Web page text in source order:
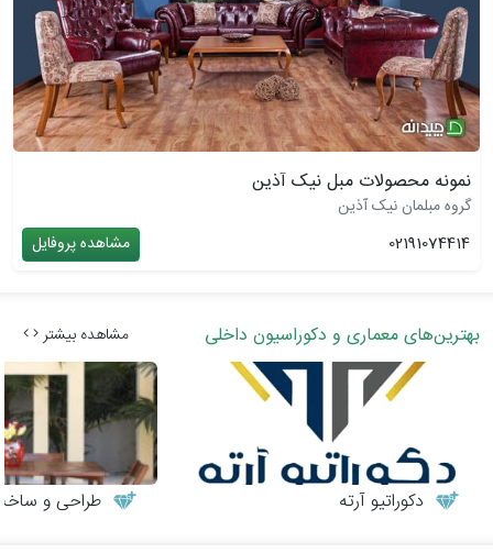
نمونه محصولات مبل نیک آذین
گروه مبلمان نیک آذین
02191074414
مشاهده پروفایل
بهترین‌های معماری و دکوراسیون داخلی مشاهده بیشتر
دکوراتیو آرته طراحی و ساخت